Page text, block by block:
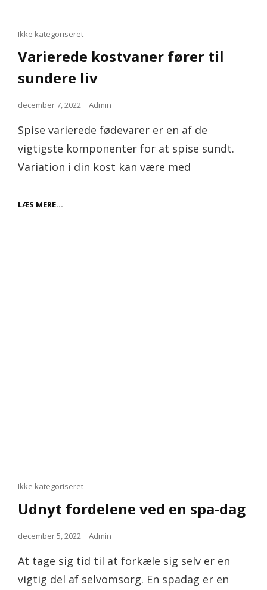
Cat
Ikke kategoriseret
Varierede kostvaner fører til
sundere liv
Posted
december 7, 2022 Admin
Spise varierede fødevarer er en af de
vigtigste komponenter for at spise sundt.
Variation i din kost kan være med
LÆS MERE…
Cat
Links
Ikke kategoriseret
Udnyt fordelene ved en spa-dag
Posted
december 5, 2022 Admin
At tage sig tid til at forkæle sig selv er en
vigtig del af selvomsorg. En spadag er en